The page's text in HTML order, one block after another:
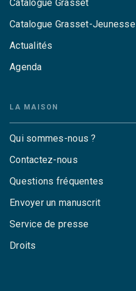
Catalogue Grasset
Catalogue Grasset-Jeunesse
Actualités
Agenda
LA MAISON
Qui sommes-nous ?
Contactez-nous
Questions fréquentes
Envoyer un manuscrit
Service de presse
Droits